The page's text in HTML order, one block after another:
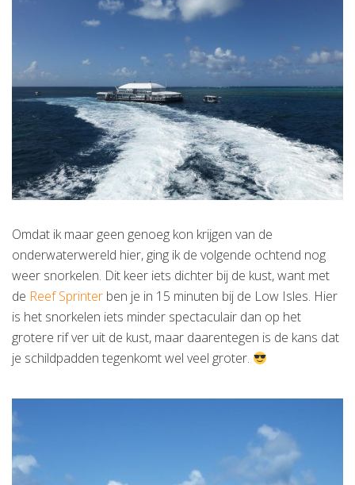
Omdat ik maar geen genoeg kon krijgen van de
onderwaterwereld hier, ging ik de volgende ochtend nog
weer snorkelen. Dit keer iets dichter bij de kust, want met
de Reef Sprinter ben je in 15 minuten bij de Low Isles. Hier
is het snorkelen iets minder spectaculair dan op het
grotere rif ver uit de kust, maar daarentegen is de kans dat
je schildpadden tegenkomt wel veel groter.